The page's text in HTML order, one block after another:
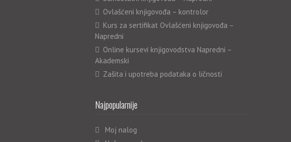
Ovlašćeni knjigovođa – kontrolor
Kurs za sertifikat Ovlašćeni knjigovođa –
Napredni
Online kursevi knjigovodstva Napredni –
Akademski
Zašita i upotreba podataka o ličnosti
Najpopularnije
Moj nalog